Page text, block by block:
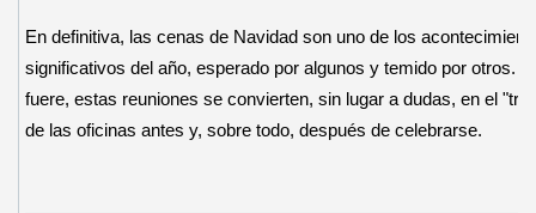
En definitiva, las cenas de Navidad son uno de los
significativos del año, esperado por algunos y temido por otros.
fuere, estas reuniones se convierten, sin lugar a dudas, en el
de las oficinas antes y, sobre todo, después de celebrarse.